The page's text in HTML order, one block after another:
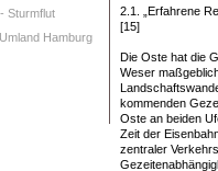
Sturmflut
Hamburg
2.1. „Erfahrene
[15]
Die Oste hat die
Weser
kommenden
Oste an beiden
Zeit der
zentraler